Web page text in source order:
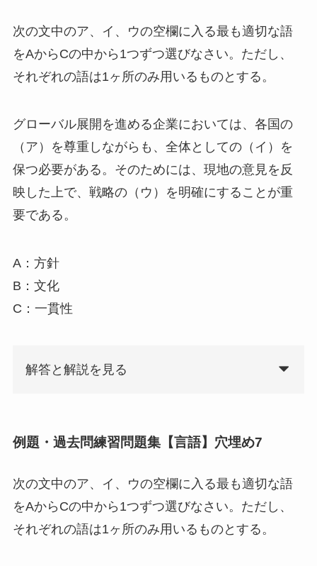
次の文中のア、イ、ウの空欄に入る最も適切な語
をAからCの中から1つずつ選びなさい。ただし、
それぞれの語は1ヶ所のみ用いるものとする。
グローバル展開を進める企業においては、各国の
（ア）を尊重しながらも、全体としての（イ）を
保つ必要がある。そのためには、現地の意見を反
映した上で、戦略の（ウ）を明確にすることが重
要である。
A：方針
B：文化
C：一貫性
解答と解説を見る
例題・過去問練習問題集【言語】穴埋め7
次の文中のア、イ、ウの空欄に入る最も適切な語
をAからCの中から1つずつ選びなさい。ただし、
それぞれの語は1ヶ所のみ用いるものとする。